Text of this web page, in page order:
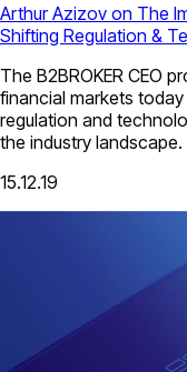
Arthur Azizov on The
Shifting Regulation &
The B2BROKER CEO
financial markets
regulation and
the industry landscape.
15.12.19